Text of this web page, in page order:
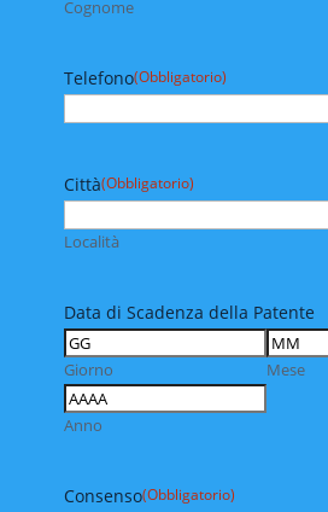
Cognome
Telefono(Obbligatorio)
Città(Obbligatorio)
Località
Data di Scadenza della Patente
Giorno Mese
Anno
Consenso(Obbligatorio)